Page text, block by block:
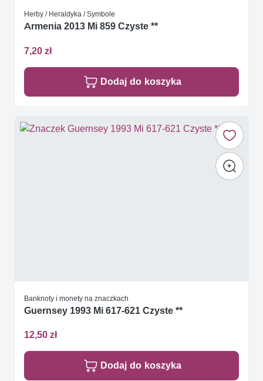
Herby / Heraldyka / Symbole
Armenia 2013 Mi 859 Czyste **
7,20 zł
Dodaj do koszyka
Banknoty i monety na znaczkach
Guernsey 1993 Mi 617-621 Czyste **
12,50 zł
Dodaj do koszyka